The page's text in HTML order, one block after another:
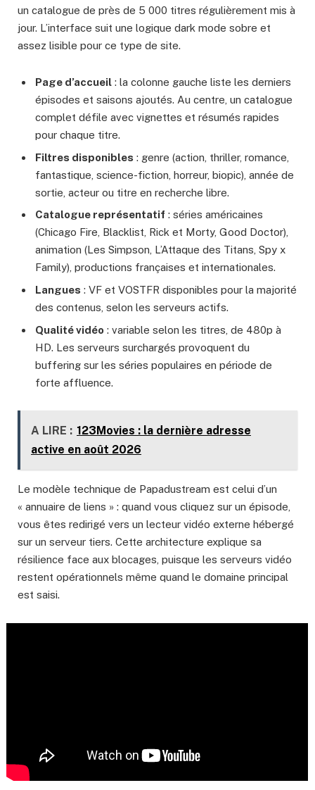
un catalogue de près de 5 000 titres régulièrement mis à
jour. L’interface suit une logique dark mode sobre et
assez lisible pour ce type de site.
Page d’accueil : la colonne gauche liste les derniers
épisodes et saisons ajoutés. Au centre, un catalogue
complet défile avec vignettes et résumés rapides
pour chaque titre.
Filtres disponibles : genre (action, thriller, romance,
fantastique, science-fiction, horreur, biopic), année de
sortie, acteur ou titre en recherche libre.
Catalogue représentatif : séries américaines
(Chicago Fire, Blacklist, Rick et Morty, Good Doctor),
animation (Les Simpson, L’Attaque des Titans, Spy x
Family), productions françaises et internationales.
Langues : VF et VOSTFR disponibles pour la majorité
des contenus, selon les serveurs actifs.
Qualité vidéo : variable selon les titres, de 480p à
HD. Les serveurs surchargés provoquent du
buffering sur les séries populaires en période de
forte affluence.
A LIRE : 123Movies : la dernière adresse
active en août 2026
Le modèle technique de Papadustream est celui d’un
« annuaire de liens » : quand vous cliquez sur un épisode,
vous êtes redirigé vers un lecteur vidéo externe hébergé
sur un serveur tiers. Cette architecture explique sa
résilience face aux blocages, puisque les serveurs vidéo
restent opérationnels même quand le domaine principal
est saisi.